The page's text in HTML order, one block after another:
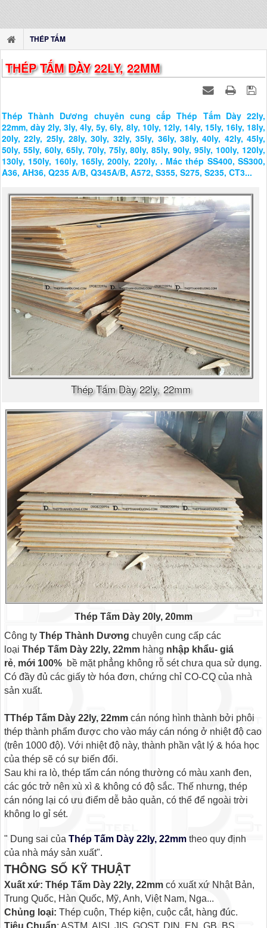
THÉP TẤM
THÉP TẤM DÀY 22LY, 22MM
Thép Thành Dương chuyên cung cấp Thép Tấm Dày 22ly,
22mm, dày 2ly, 3ly, 4ly, 5y, 6ly, 8ly, 10ly, 12ly, 14ly, 15ly, 16ly, 18ly,
20ly, 22ly, 25ly, 28ly, 30ly, 32ly, 35ly, 36ly, 38ly, 40ly, 42ly, 45ly,
50ly, 55ly, 60ly, 65ly, 70ly, 75ly, 80ly, 85ly, 90ly, 95ly, 100ly, 120ly,
130ly, 150ly, 160ly, 165ly, 200ly, 220ly, . Mác thép SS400, SS300,
A36, AH36, Q235 A/B, Q345A/B, A572, S355, S275, S235, CT3...
Thép Tấm Dày 22ly, 22mm
Thép Tấm Dày 20ly, 20mm
Công tyThép Thành Dương chuyên cung cấp các
loạiThép Tấm Dày 22ly, 22mm hàng nhập khẩu- giá
rẻ, mới 100% bề mặt phẳng không rỗ sét chưa qua sử dụng.
Có đầy đủ các giấy tờ hóa đơn, chứng chỉ CO-CQ của nhà
sản xuất.
TThép Tấm Dày 22ly, 22mmcán nóng hình thành bởi phôi
thép thành phẩm được cho vào máy cán nóng ở nhiệt độ cao
(trên 1000 độ). Với nhiệt độ này, thành phần vật lý & hóa học
của thép sẽ có sự biến đổi.
Sau khi ra lò, thép tấm cán nóng thường có màu xanh đen,
các góc trở nên xù xì & không có độ sắc. Thế nhưng, thép
cán nóng lại có ưu điểm dễ bảo quản, có thể để ngoài trời
không lo gỉ sét.
" Dung sai củaThép Tấm Dày 22ly, 22mm theo quy định
của nhà máy sản xuất".
THÔNG SỐ KỸ THUẬT
Xuất xứ: Thép Tấm Dày 22ly, 22mm có xuất xứ Nhật Bản,
Trung Quốc, Hàn Quốc, Mỹ, Anh, Việt Nam, Nga...
Chủng loại: Thép cuộn, Thép kiện, cuộc cắt, hàng đúc.